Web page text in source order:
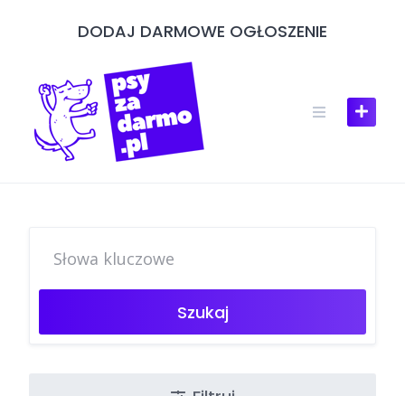
DODAJ DARMOWE OGŁOSZENIE
Szukaj